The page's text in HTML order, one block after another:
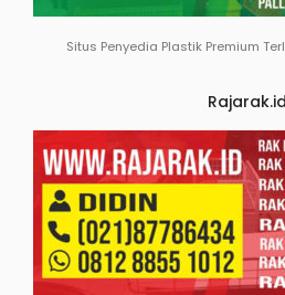
Situs Penyedia Plastik Premium
Rajarak.id